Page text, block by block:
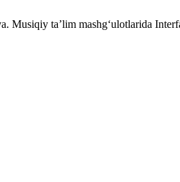
Musiqiy ta’lim mashg‘ulotlarida